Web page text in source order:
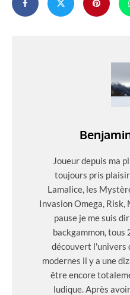
Joueur depuis ma
toujours pris
Lamalice, les
Invasion Omega,
pause je me suis
backgammon, tous
découvert l'univers
modernes il y a une
être encore
ludique. Après